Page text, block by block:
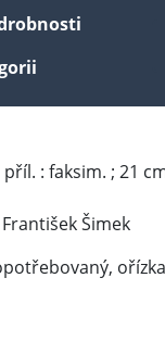
: faksim. ; 21
Šimek